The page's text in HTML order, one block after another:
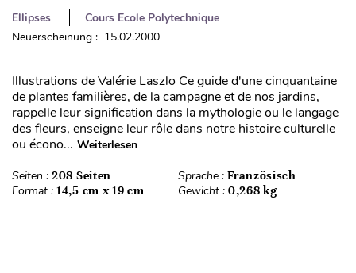
Ellipses
Cours Ecole Polytechnique
Neuerscheinung : 15.02.2000
Illustrations de Valérie Laszlo Ce guide d'une cinquantaine
de plantes familières, de la campagne et de nos jardins,
rappelle leur signification dans la mythologie ou le langage
des fleurs, enseigne leur rôle dans notre histoire culturelle
ou écono... Weiterlesen
Seiten : 208 Seiten Sprache : Französisch
Format : 14,5 cm x 19 cm Gewicht : 0,268 kg